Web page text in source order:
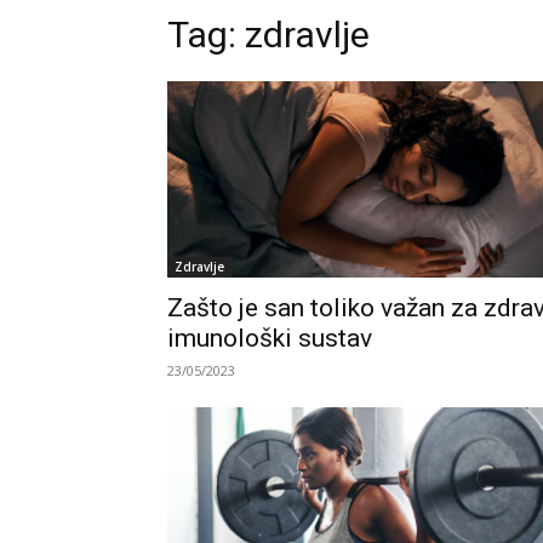
Tag: zdravlje
Zdravlje
Zašto je san toliko važan za
imunološki sustav
23/05/2023